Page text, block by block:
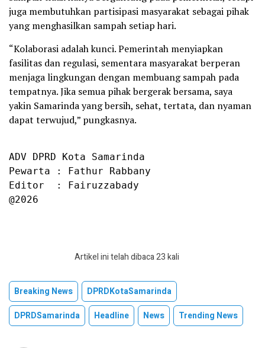
juga membutuhkan partisipasi masyarakat sebagai pihak
yang menghasilkan sampah setiap hari.
“Kolaborasi adalah kunci. Pemerintah menyiapkan
fasilitas dan regulasi, sementara masyarakat berperan
menjaga lingkungan dengan membuang sampah pada
tempatnya. Jika semua pihak bergerak bersama, saya
yakin Samarinda yang bersih, sehat, tertata, dan nyaman
dapat terwujud,” pungkasnya.
ADV DPRD Kota Samarinda
Pewarta : Fathur Rabbany
Editor  : Fairuzzabady
@2026
Artikel ini telah dibaca 23 kali
Breaking News
DPRDKotaSamarinda
DPRDSamarinda
Headline News Trending News